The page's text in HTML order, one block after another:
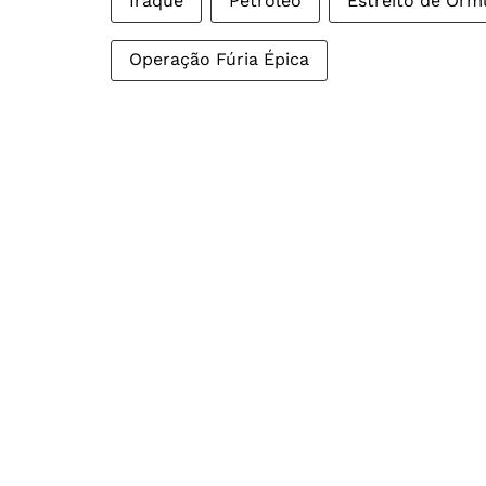
Operação Fúria Épica